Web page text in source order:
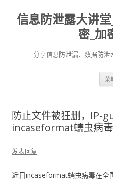
信息防泄露大讲
密_加
分享信息防泄漏、数据防
菜
防止文件被狂删，IP-
incaseformat蠕虫病毒
发表回复
近日incaseformat蠕虫病毒在全